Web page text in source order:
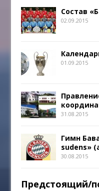
Состав
02.09.2015
01.09.2015
31.08.2015
Гимн
sudens»
30.08.2015
Предстоящий/